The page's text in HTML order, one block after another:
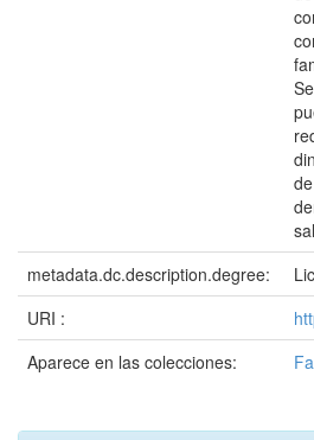
metadata.dc.description.degree:
URI :
Aparece en las colecciones: